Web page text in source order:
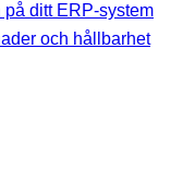
på ditt ERP-system
och hållbarhet